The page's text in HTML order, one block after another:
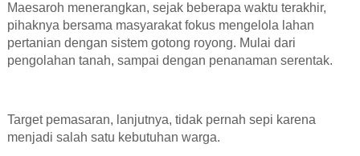
Maesaroh menerangkan, sejak beberapa waktu terakhir,
pihaknya bersama masyarakat fokus mengelola lahan
pertanian dengan sistem gotong royong. Mulai dari
pengolahan tanah, sampai dengan penanaman serentak.
Target pemasaran, lanjutnya, tidak pernah sepi karena
menjadi salah satu kebutuhan warga.